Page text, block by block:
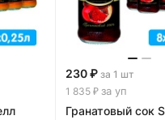
230 ₽ за 1 шт
1 835 ₽ за уп
Гранатовый сок